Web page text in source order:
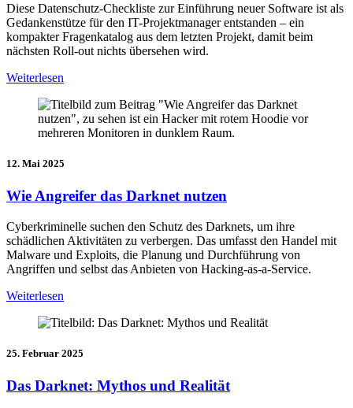
Diese Datenschutz-Checkliste zur Einführung neuer Software ist als
Gedankenstütze für den IT-Projektmanager entstanden – ein
kompakter Fragenkatalog aus dem letzten Projekt, damit beim
nächsten Roll-out nichts übersehen wird.
Weiterlesen
12. Mai 2025
Wie Angreifer das Darknet nutzen
Cyberkriminelle suchen den Schutz des Darknets, um ihre
schädlichen Aktivitäten zu verbergen. Das umfasst den Handel mit
Malware und Exploits, die Planung und Durchführung von
Angriffen und selbst das Anbieten von Hacking-as-a-Service.
Weiterlesen
25. Februar 2025
Das Darknet: Mythos und Realität